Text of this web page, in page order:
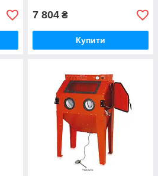
7 804 ₴
Купити